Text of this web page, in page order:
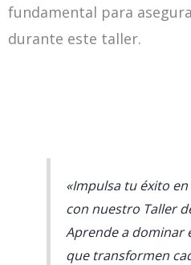
fundamental para
durante este taller.
«Impulsa tu éxito
con nuestro Taller
Aprende a dominar
que transformen